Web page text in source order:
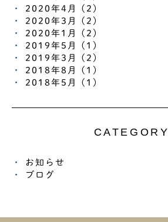
2020年4月 (2)
2020年3月 (2)
2020年1月 (2)
2019年5月 (1)
2019年3月 (2)
2018年8月 (1)
2018年5月 (1)
CATEGORY
お知らせ
ブログ